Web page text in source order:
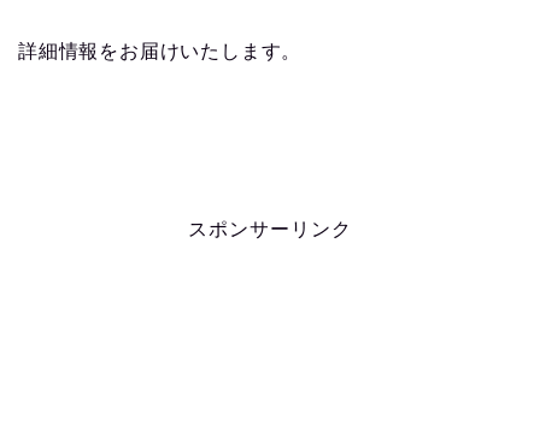
詳細情報をお届けいたします。
スポンサーリンク